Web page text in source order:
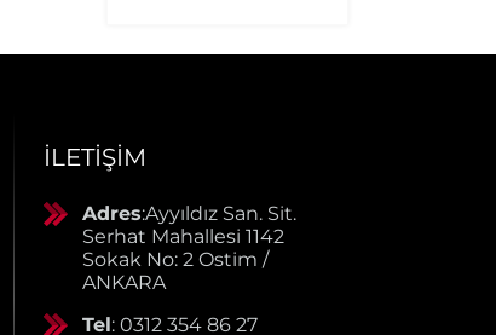
İLETIŞIM
Adres:Ayyıldız San. Sit.
Serhat Mahallesi 1142
Sokak No: 2 Ostim /
ANKARA
Tel: 0312 354 86 27